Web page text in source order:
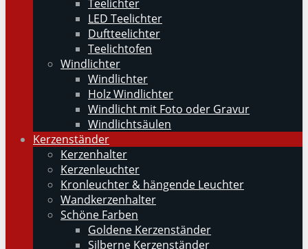
Teelichter
LED Teelichter
Duftteelichter
Teelichtofen
Windlichter
Windlichter
Holz Windlichter
Windlicht mit Foto oder Gravur
Windlichtsäulen
Kerzenständer
Kerzenhalter
Kerzenleuchter
Kronleuchter & hängende Leuchter
Wandkerzenhalter
Schöne Farben
Goldene Kerzenständer
Silberne Kerzenständer